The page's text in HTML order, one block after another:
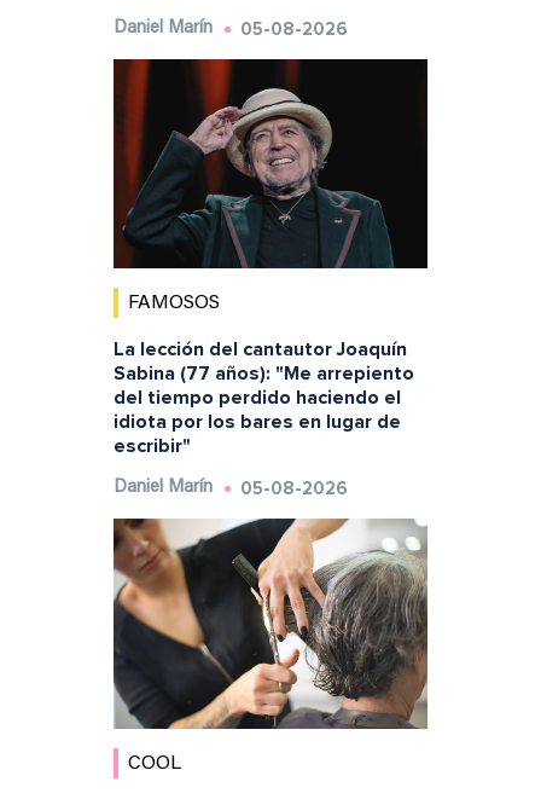
Daniel Marín 05-08-2026
FAMOSOS
La lección del cantautor Joaquín
Sabina (77 años): "Me arrepiento
del tiempo perdido haciendo el
idiota por los bares en lugar de
escribir"
Daniel Marín 05-08-2026
COOL